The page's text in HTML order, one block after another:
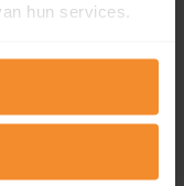
hun services.
22%